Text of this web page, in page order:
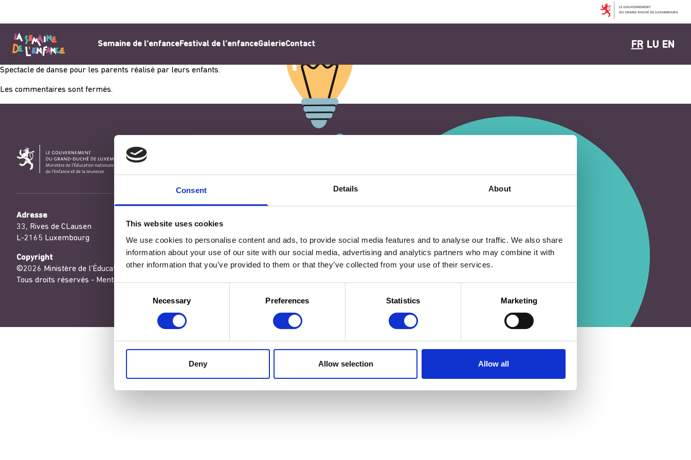
Consent Details About
This website uses cookies
We use cookies to personalise content and ads, to provide social media features and to analyse our traffic. We also share
information about your use of our site with our social media, advertising and analytics partners who may combine it with
other information that you’ve provided to them or that they’ve collected from your use of their services.
Necessary Preferences Statistics Marketing
Deny Allow selection Allow all
Semaine de l’enfanceFestival de l’enfanceGalerieContact FR LU EN
Spectacle de danse pour les parents réalisé par leurs enfants.
Les commentaires sont fermés.
Adresse
33, Rives de CLausen
L-2165 Luxembourg
Copyright
©2026 Ministère de l’Éducation nationale, de l’Enfance et de la Jeunesse
Tous droits réservés - Mentions légales